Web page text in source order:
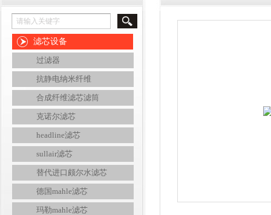
滤芯设备
过滤器
抗静电纳米纤维
合成纤维滤芯滤筒
克诺尔滤芯
headline滤芯
sullair滤芯
替代进口颇尔水滤芯
德国mahle滤芯
玛勒mahle滤芯